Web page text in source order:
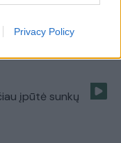
Privacy Policy
alkotesterį įpūtė
įpūtė sunkų